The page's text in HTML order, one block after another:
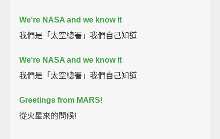
We're NASA and we know it
我們是「太空總署」我們自己知道
We're NASA and we know it
我們是「太空總署」我們自己知道
Greetings from MARS!
從火星來的問候!